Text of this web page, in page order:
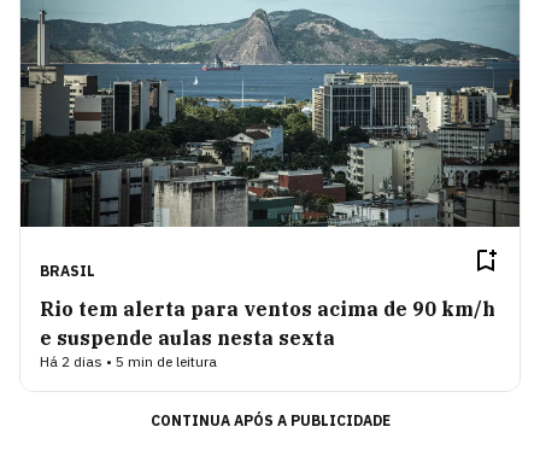
BRASIL
Rio tem alerta para ventos acima de 90 km/h
e suspende aulas nesta sexta
Há 2 dias • 5 min de leitura
CONTINUA APÓS A PUBLICIDADE